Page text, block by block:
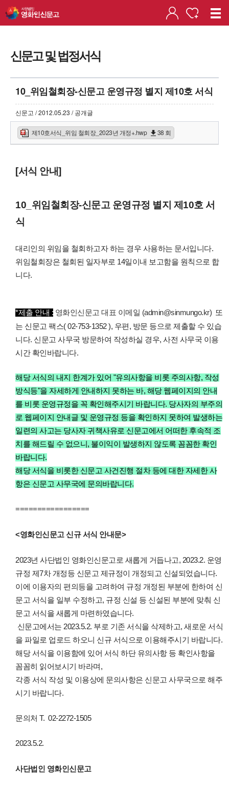
신문고 및 법정서식
10_위임철회장-신문고 운영규정 별지 제10호 서식
신문고 / 2012.05.23 / 공개글
제10호서식_위임 철회장_2023년 개정+.hwp 38 회
[서식 안내]
10_위임철회장-신문고 운영규정 별지 제10호 서
식
대리인의 위임을 철회하고자 하는 경우 사용하는 문서입니다.
위임철회장은 철회된 일자부로 14일이내 보고함을 원칙으로 합
니다.
*제출 안내 : 영화인신문고 대표 이메일 (admin@sinmungo.kr) 또
는 신문고 팩스( 02-753-1352 ), 우편, 방문 등으로 제출할 수 있습
니다. 신문고 사무국 방문하여 작성하실 경우, 사전 사무국 이용
시간 확인바랍니다.
해당 서식의 내지 한계가 있어 "유의사항을 비롯 주의사항, 작성
방식등"을 자세하게 안내하지 못하는 바, 해당 웹페이지의 안내
를 비롯 운영규정을 꼭 확인해주시기 바랍니다. 당사자의 부주의
로 웹페이지 안내글 및 운영규정 등을 확인하지 못하여 발생하는
일련의 사고는 당사자 귀책사유로 신문고에서 어떠한 후속적 조
치를 해드릴 수 없으니, 불이익이 발생하지 않도록 꼼꼼한 확인
바랍니다.
해당 서식을 비롯한 신문고 사건진행 절차 등에 대한 자세한 사
항은 신문고 사무국에 문의바랍니다.
=================
<영화인신문고 신규 서식 안내문>
2023년 사단법인 영화인신문고로 새롭게 거듭나고, 2023.2. 운영
규정 제7차 개정등 신문고 제규정이 개정되고 신설되었습니다.
이에 이용자의 편의등을 고려하여 규정 개정된 부분에 한하여 신
문고 서식을 일부 수정하고, 규정 신설 등 신설된 부분에 맞춰 신
문고 서식을 새롭게 마련하였습니다.
신문고에서는 2023.5.2. 부로 기존 서식을 삭제하고, 새로운 서식
을 파일로 업로드 하오니 신규 서식으로 이용해주시기 바랍니다.
해당 서식을 이용함에 있어 서식 하단 유의사항 등 확인사항을
꼼꼼히 읽어보시기 바라며,
각종 서식 작성 및 이용상에 문의사항은 신문고 사무국으로 해주
시기 바랍니다.
문의처 T. 02-2272-1505
2023.5.2.
사단법인 영화인신문고